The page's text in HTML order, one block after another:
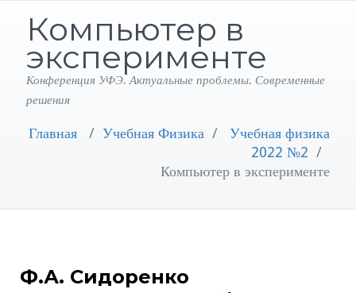
Компьютер в
эксперименте
Конференция УФЭ. Актуальные проблемы. Современные
решения
Главная / Учебная Физика / Учебная физика
2022 №2 /
Компьютер в эксперименте
Ф.А. Сидоренко